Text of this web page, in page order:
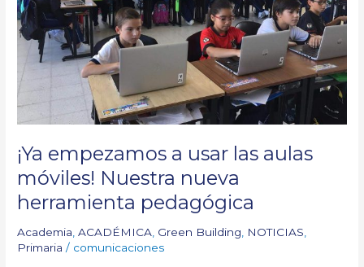
¡Ya empezamos a usar las aulas
móviles! Nuestra nueva
herramienta pedagógica
Academia ,ACADÉMICA Green Building NOTICIAS
Primaria / comunicaciones
Nuestra
nueva
herramienta
pedagógica